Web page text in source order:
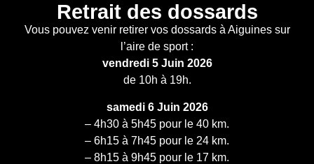
Retrait des dossards
Vous pouvez venir retirer vos dossards à Aiguines sur
l’aire de sport :
vendredi 5 Juin 2026
de 10h à 19h.
samedi 6 Juin 2026
– 4h30 à 5h45 pour le 40 km.
– 6h15 à 7h45 pour le 24 km.
– 8h15 à 9h45 pour le 17 km.